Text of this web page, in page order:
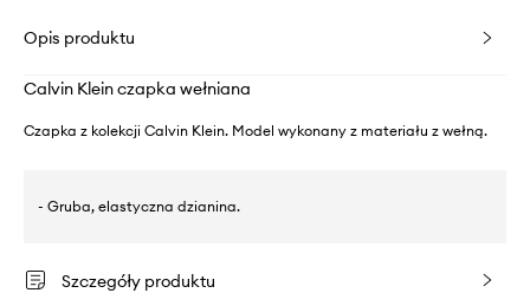
Opis produktu
Calvin Klein czapka wełniana
Czapka z kolekcji Calvin Klein. Model wykonany z materiału z wełną.
- Gruba, elastyczna dzianina.
Szczegóły produktu